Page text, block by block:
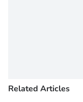
Related Articles